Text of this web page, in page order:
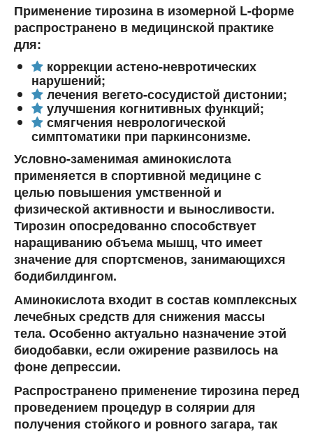
Применение тирозина в изомерной L-форме
распространено в медицинской практике
для:
коррекции астено-невротических
нарушений;
лечения вегето-сосудистой дистонии;
улучшения когнитивных функций;
смягчения неврологической
симптоматики при паркинсонизме.
Условно-заменимая аминокислота
применяется в спортивной медицине с
целью повышения умственной и
физической активности и выносливости.
Тирозин опосредованно способствует
наращиванию объема мышц, что имеет
значение для спортсменов, занимающихся
бодибилдингом.
Аминокислота входит в состав комплексных
лечебных средств для снижения массы
тела. Особенно актуально назначение этой
биодобавки, если ожирение развилось на
фоне депрессии.
Распространено применение тирозина перед
проведением процедур в солярии для
получения стойкого и ровного загара, так